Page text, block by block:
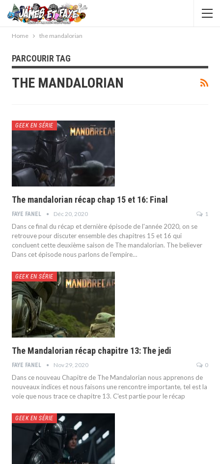
Home the mandalorian
PARCOURIR TAG
THE MANDALORIAN
GEEK EN SÉRIE
The mandalorian récap chap 15 et 16: Final
FAYE FANEL Déc 20, 2020 1
Dans ce final du récap et dernière épisode de l'année 2020, on se
retrouve pour discuter ensemble des chapitres 15 et 16 qui
concluent cette deuxième saison de The mandalorian. The believer
Dans cet épisode nous parlons de l'empire…
GEEK EN SÉRIE
The Mandalorian récap chapitre 13: The jedi
FAYE FANEL Nov 29, 2020 0
Dans ce nouveau Chapitre de The Mandalorian nous apprenons de
nouveaux indices et nous faisons une rencontre importante, tel est la
voie que nous trace ce chapitre 13. C'est partie pour le récap
GEEK EN SÉRIE